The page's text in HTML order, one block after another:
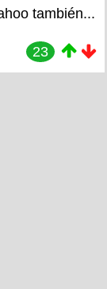
también...
23